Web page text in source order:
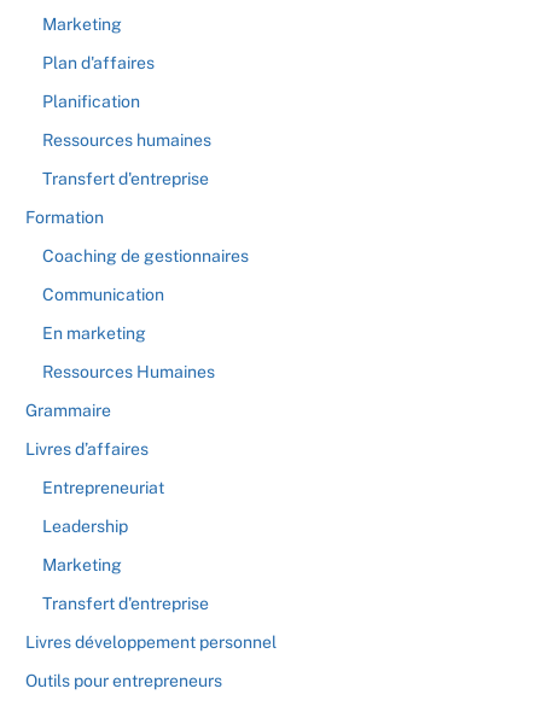
Marketing
Plan d'affaires
Planification
Ressources humaines
Transfert d'entreprise
Formation
Coaching de gestionnaires
Communication
En marketing
Ressources Humaines
Grammaire
Livres d’affaires
Entrepreneuriat
Leadership
Marketing
Transfert d'entreprise
Livres développement personnel
Outils pour entrepreneurs